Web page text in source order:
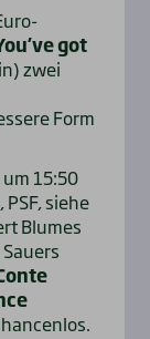
got
zwei
Form
15:50
siehe
Blumes